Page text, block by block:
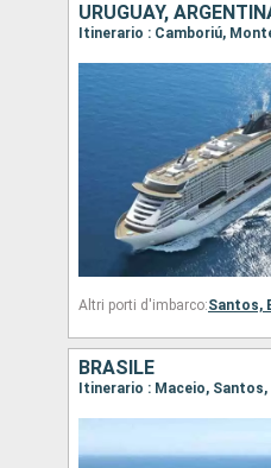
URUGUAY,
Itinerario : Camboriú,
Altri porti d'imbarco:Santos,
BRASILE
Itinerario : Maceio,